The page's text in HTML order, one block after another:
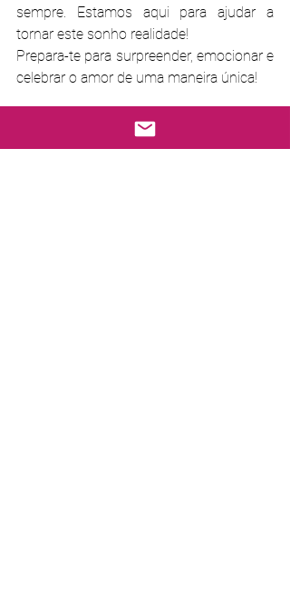
sempre. Estamos aqui para ajudar a
tornar este sonho realidade!
Prepara-te para surpreender, emocionar e
celebrar o amor de uma maneira única!
Chamamos-te para uma aula no
Estúdio Sabor & Dança em Lisboa e